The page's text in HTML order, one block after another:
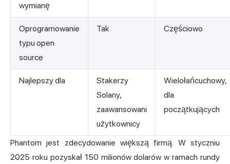
wymianę
Oprogramowanie
typu open
source
Tak Częściowo
Najlepszy dla
Stakerzy
Solany,
zaawansowani
użytkownicy
Wielołańcuchowy,
dla
początkujących
Phantom jest zdecydowanie większą firmą. W styczniu
2025 roku pozyskał 150 milionów dolarów w ramach rundy